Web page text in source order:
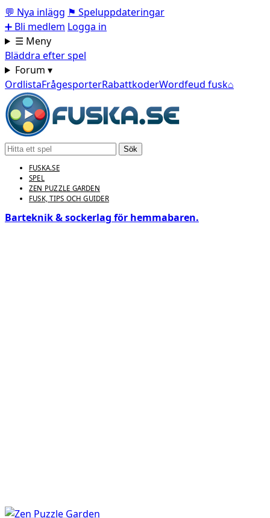
💬 Nya inlägg ⚑ Speluppdateringar
➕ Bli medlem Logga in
☰ Meny
Bläddra efter spel
Forum ▾
OrdlistaFrågesporterRabattkoderWordfeud fusk⌂
Sök
FUSKA.SE
SPEL
ZEN PUZZLE GARDEN
FUSK, TIPS OCH GUIDER
Barteknik & sockerlag för hemmabaren.